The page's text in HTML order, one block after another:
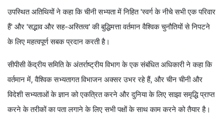
उपस्थित अतिथियों ने कहा कि चीनी सभ्यता में निहित 'स्वर्ग के नीचे सभी एक परिवार
हैं' और 'सद्भाव और सह-अस्तित्व' की बुद्धिमत्ता वर्तमान वैश्विक चुनौतियों से निपटने
के लिए महत्वपूर्ण सबक प्रदान करती है।
सीपीसी केंद्रीय समिति के अंतर्राष्ट्रीय विभाग के एक संबंधित अधिकारी ने कहा कि
वर्तमान में, वैश्विक सभ्यतागत विभाजन अक्सर उभर रहे हैं, और चीन चीनी और
विदेशी सभ्यताओं के ज्ञान को एकत्रित करने और दुनिया के लिए साझा समृद्धि प्राप्त
करने के तरीकों का पता लगाने के लिए सभी पक्षों के साथ काम करने को तैयार है।